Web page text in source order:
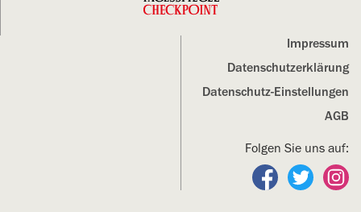
Impressum
Datenschutz­erklärung
Datenschutz-Einstellungen
AGB
Folgen Sie uns auf:
Folgen Sie